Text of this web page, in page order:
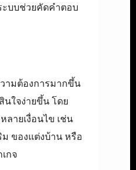
ะบบช่วยคัดคำตอบ
ามต้องการมากขึ้น
นใจง่ายขึ้น โดย
ลายเงื่อนไข เช่น
ของแต่งบ้าน หรือ
กจ